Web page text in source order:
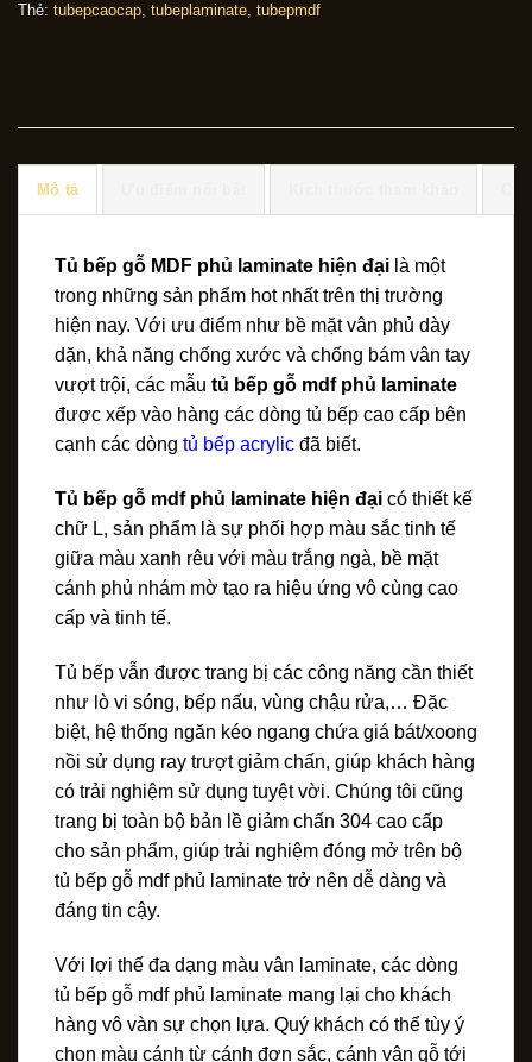
Thẻ: tubepcaocap, tubeplaminate, tubepmdf
Mô tả
Tủ bếp gỗ MDF phủ laminate hiện đại là một
trong những sản phẩm hot nhất trên thị trường
hiện nay. Với ưu điểm như bề mặt vân phủ dày
dặn, khả năng chống xước và chống bám vân tay
vượt trội, các mẫu tủ bếp gỗ mdf phủ laminate
được xếp vào hàng các dòng tủ bếp cao cấp bên
cạnh các dòng tủ bếp acrylic đã biết.
Tủ bếp gỗ mdf phủ laminate hiện đại có thiết kế
chữ L, sản phẩm là sự phối hợp màu sắc tinh tế
giữa màu xanh rêu với màu trắng ngà, bề mặt
cánh phủ nhám mờ tạo ra hiệu ứng vô cùng cao
cấp và tinh tế.
Tủ bếp vẫn được trang bị các công năng cần thiết
như lò vi sóng, bếp nấu, vùng chậu rửa,… Đặc
biệt, hệ thống ngăn kéo ngang chứa giá bát/xoong
nồi sử dụng ray trượt giảm chấn, giúp khách hàng
có trải nghiệm sử dụng tuyệt vời. Chúng tôi cũng
trang bị toàn bộ bản lề giảm chấn 304 cao cấp
cho sản phẩm, giúp trải nghiệm đóng mở trên bộ
tủ bếp gỗ mdf phủ laminate trở nên dễ dàng và
đáng tin cậy.
Với lợi thế đa dạng màu vân laminate, các dòng
tủ bếp gỗ mdf phủ laminate mang lại cho khách
hàng vô vàn sự chọn lựa. Quý khách có thể tùy ý
chọn màu cánh từ cánh đơn sắc, cánh vân gỗ tới